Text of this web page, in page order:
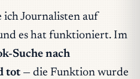
ich Journalisten auf
es hat funktioniert. Im
Suche nach
tot— die Funktion wurde